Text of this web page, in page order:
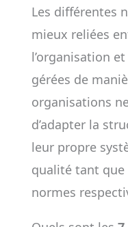
Les différentes
mieux reliées
l’organisation
gérées de
organisations
d’adapter la
leur propre
qualité tant que
normes